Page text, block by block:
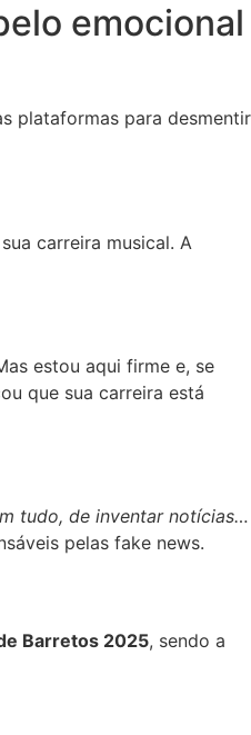
emocional
plataformas para desmentir
carreira musical. A
estou aqui firme e, se
que sua carreira está
tudo, de inventar notícias…
pelas fake news.
Barretos 2025, sendo a